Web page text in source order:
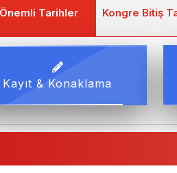
Önemli Tarihler
2026 Kongre Bitiş
Kayıt & Konaklama